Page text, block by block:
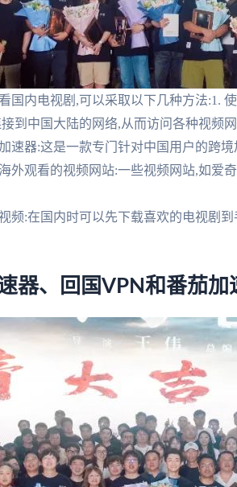
国内电视剧,可以采取以下几种方法:1.
到中国大陆的网络,从而访问各种视频网
速器:这是一款专门针对中国用户的跨
外观看的视频网站:一些视频网站,如爱
频:在国内时可以先下载喜欢的电视剧
器、回国VPN和番茄加